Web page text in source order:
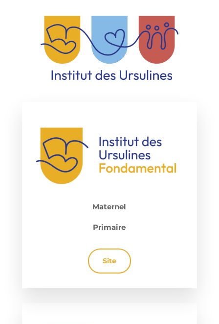
Maternel
Primaire
Site